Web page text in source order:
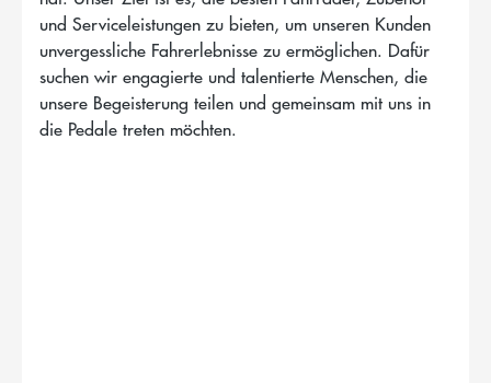
und Serviceleistungen zu bieten, um unseren Kunden
unvergessliche Fahrerlebnisse zu ermöglichen. Dafür
suchen wir engagierte und talentierte Menschen, die
unsere Begeisterung teilen und gemeinsam mit uns in
die Pedale treten möchten.